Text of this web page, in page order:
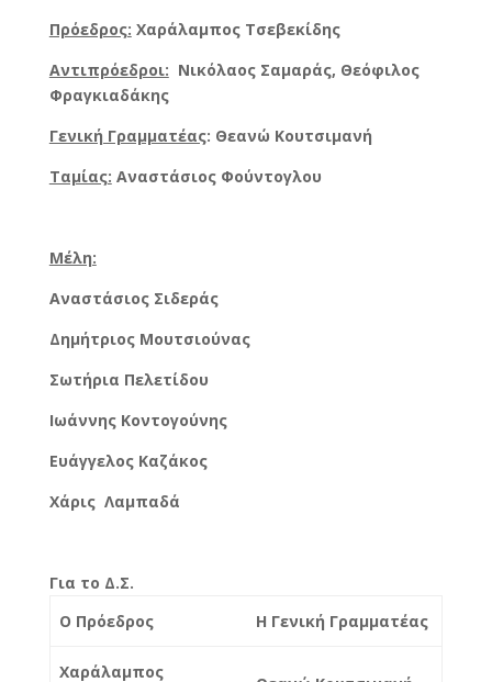
Πρόεδρος: Χαράλαμπος Τσεβεκίδης
Αντιπρόεδροι: Νικόλαος Σαμαράς, Θεόφιλος
Φραγκιαδάκης
Γενική Γραμματέας: Θεανώ Κουτσιμανή
Ταμίας: Αναστάσιος Φούντογλου
Μέλη:
Αναστάσιος Σιδεράς
Δημήτριος Μουτσιούνας
Σωτήρια Πελετίδου
Ιωάννης Κοντογούνης
Ευάγγελος Καζάκος
Χάρις Λαμπαδά
Για το Δ.Σ.
Ο Πρόεδρος
Η Γενική Γραμματέας
Χαράλαμπος